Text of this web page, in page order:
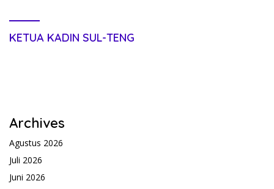
KETUA KADIN SUL-TENG
Archives
Agustus 2026
Juli 2026
Juni 2026